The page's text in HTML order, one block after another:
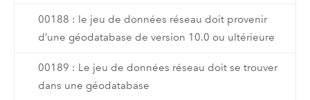
00188 : le jeu de données réseau doit provenir
d’une géodatabase de version 10.0 ou ultérieure
00189 : Le jeu de données réseau doit se trouver
dans une géodatabase